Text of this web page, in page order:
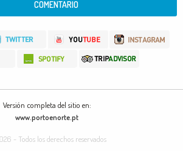
Versión completa del sitio en:
www.portoenorte.pt
- Todos los derechos reservados